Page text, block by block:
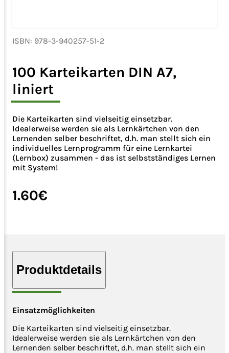
ISBN: 978-3-940257-51-2
100 Karteikarten DIN A7,
liniert
Die Karteikarten sind vielseitig einsetzbar.
Idealerweise werden sie als Lernkärtchen von den
Lernenden selber beschriftet, d.h. man stellt sich ein
individuelles Lernprogramm für eine Lernkartei
(Lernbox) zusammen - das ist selbstständiges Lernen
mit System!
1.60€
Produktdetails
Einsatzmöglichkeiten
Die Karteikarten sind vielseitig einsetzbar.
Idealerweise werden sie als Lernkärtchen von den
Lernenden selber beschriftet, d.h. man stellt sich ein